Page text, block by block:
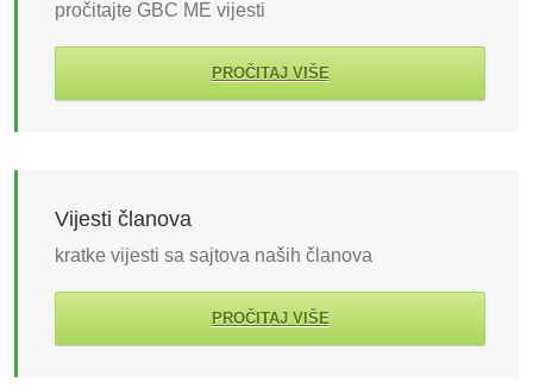
pročitajte GBC ME vijesti
PROČITAJ VIŠE
Vijesti članova
kratke vijesti sa sajtova naših članova
PROČITAJ VIŠE